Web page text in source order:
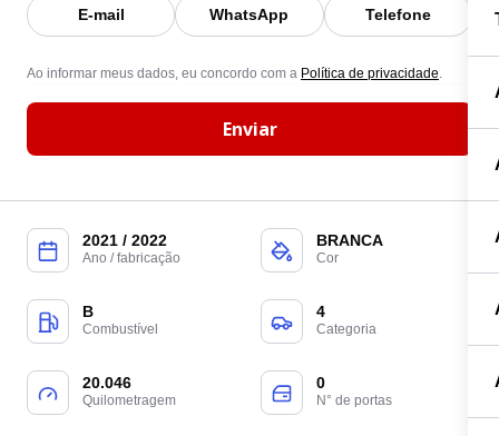
2021 / 2022
Ano / fabricação
BRANCA
Cor
B
Combustível
4
Categoria
20.046
Quilometragem
0
N° de portas
E-mail WhatsApp Telefone
Ao informar meus dados, eu concordo com a Política de privacidade.
Enviar